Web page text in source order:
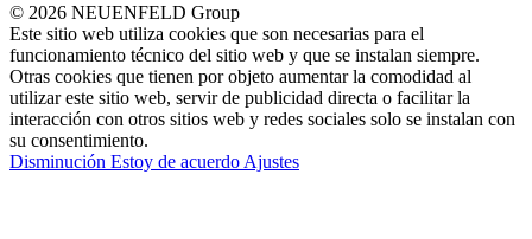
© 2026 NEUENFELD Group
Este sitio web utiliza cookies que son necesarias para el
funcionamiento técnico del sitio web y que se instalan siempre.
Otras cookies que tienen por objeto aumentar la comodidad al
utilizar este sitio web, servir de publicidad directa o facilitar la
interacción con otros sitios web y redes sociales solo se instalan con
su consentimiento.
Disminución Estoy de acuerdo Ajustes